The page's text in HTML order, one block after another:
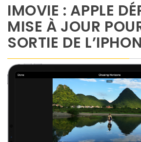
IMOVIE : APPLE
MISE À JOUR
SORTIE DE